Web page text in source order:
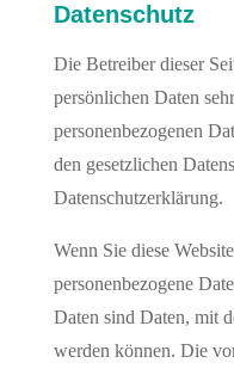
Datenschutz
Die Betreiber dieser
persönlichen Daten
personenbezogenen
den gesetzlichen
Datenschutzerklärung.
Wenn Sie diese
personenbezogene
Daten sind Daten, mit
werden können. Die